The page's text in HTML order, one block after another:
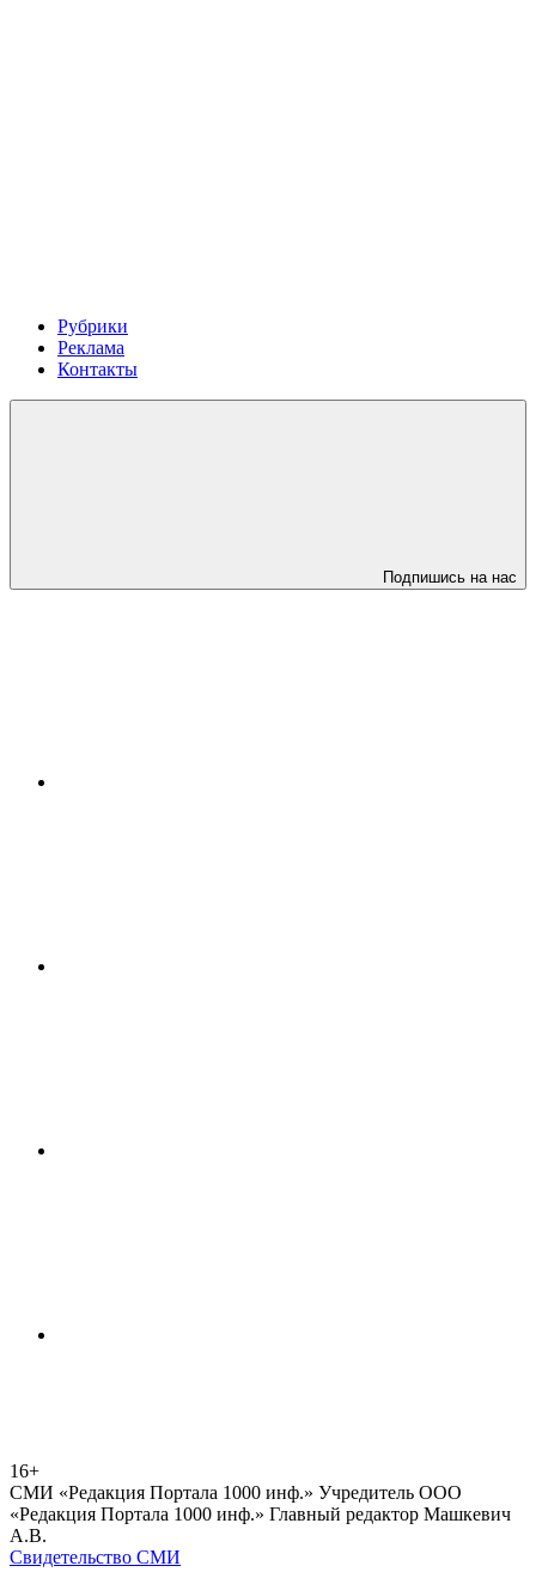
Рубрики
Реклама
Контакты
Подпишись на нас
16+
СМИ «Редакция Портала 1000 инф.» Учредитель ООО
«Редакция Портала 1000 инф.» Главный редактор Машкевич
А.В.
Свидетельство СМИ